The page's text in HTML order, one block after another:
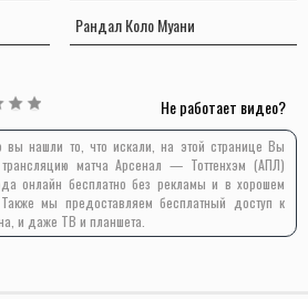
Рандал Коло Муани
Не работает видео?
вы нашли то, что искали, на этой странице Вы
матча Арсенал — Тоттенхэм (АПЛ)
онлайн бесплатно без рекламы и в хорошем
мы предоставляем бесплатный доступ к
и даже ТВ и планшета.